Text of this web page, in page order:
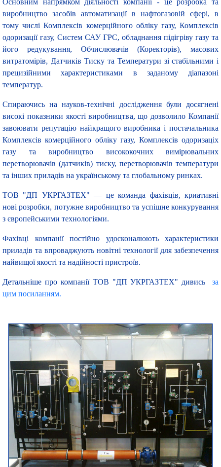
Основним напрямком діяльності компанії - це розробка та
виробництво засобів автоматизації в нафтогазовій сфері, в
тому числі Комплексів комерційного обліку газу, Комплексів
одоризації газу, Систем САУ ГРС, обладнання підігріву газу та
його редукування, Обчислювачів (Коректорів), масових
витратомірів, Датчиків Тиску та Температури зі стабільними і
прецизійними характеристиками в заданому діапазоні
температур.
Спираючись на науков-технічні дослідження були досягнені
високі показники якості виробництва, що дозволило Компанії
завоювати репутацію найкращого виробника і постачальника
Комплексів комерційного обліку газу, Комплексів одоризаціх
газу та виробництво висококочних вимірювальних
перетворювачів (датчиків) тиску, перетворювачів температури
та інших приладів на українському та глобальному ринках.
ТОВ "ДП УКРГАЗТЕХ" — це команда фахівців, криативні
нові розробки, потужне виробництво та успішне конкурування
з європейськими технологіями.
Фахівці компанії постійно удосконалюють характеристики
приладів та впроваджують новітні технології для забезпечення
найвищої якості та надійності пристроїв.
Детальніше про компанії ТОВ "ДП УКРГАЗТЕХ" дивись за
цим посиланням.